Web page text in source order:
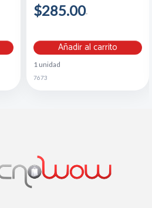
$285.00
Añadir al carrito
1 unidad
7673